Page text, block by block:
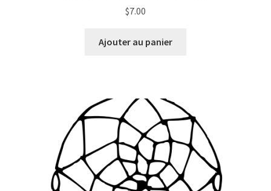
$7.00
Ajouter au panier